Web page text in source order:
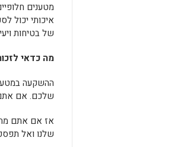
מטענים
איכותי יכול
של בטיחות
מה כדאי
ההשקעה
שלכם. אם אתם
אז אם אתם
שלנו ואל